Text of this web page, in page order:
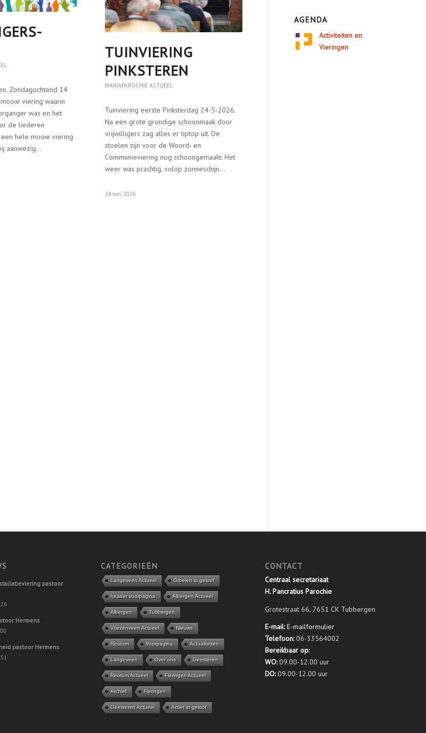
Zondagochtend 14
viering waarin
was en het
de liederen
hele mooie viering
aanwezig…
TUINVIERING
PINKSTEREN
MARIAPAROCHIE ACTUEEL
Tuinviering eerste Pinksterdag 24-5-2026.
Na een grote grondige schoonmaak door
vrijwilligers zag alles er tiptop uit. De
stoelen zijn voor de Woord- en
Communieviering nog schoongemaakt. Het
weer was prachtig, volop zonneschijn…
24 mei 2026
AGENDA
Activiteiten en
Vieringen
pastoor
Hermens
pastoor Hermens
CATEGORIEËN
Langeveen Actueel Groeien in geloof
header voorpagina Albergen Actueel
Albergen Tubbergen
Vriezenveen Actueel Nieuws
Reutum Voorpagina Actualiteiten
Langeveen Over ons Geesteren
Reutum Actueel Fleringen Actueel
Archief Fleringen
Geesteren Actueel Actief in geloof
CONTACT
Centraal secretariaat
H. Pancratius Parochie
Grotestraat 66, 7651 CK Tubbergen
E-mail:E-mailformulier
Telefoon:06-33564002
Bereikbaar op:
WO:09.00-12.00 uur
DO:09.00-12.00 uur